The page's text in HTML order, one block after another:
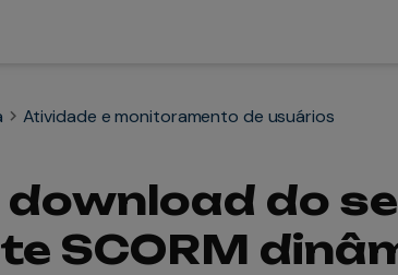
Atividade e monitoramento de usuários
download do
SCORM